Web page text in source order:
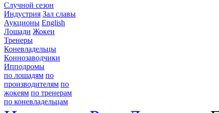
Случной сезон
Индустрия Зал славы
Аукционы English
Лошади Жокеи
Тренеры
Коневладельцы
Коннозаводчики
Ипподромы
по лошадям по
производителям по
жокеям по тренерам
по коневладельцам